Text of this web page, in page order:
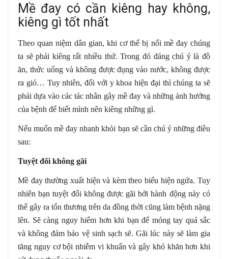
Mề đay có cần kiêng hay không,
kiêng gì tốt nhất
Theo quan niệm dân gian, khi cơ thể bị nổi mề đay chúng
ta sẽ phải kiêng rất nhiều thứ. Trong đó đáng chú ý là đồ
ăn, thức uống và không được đụng vào nước, không được
ra gió… Tuy nhiên, đối với y khoa hiện đại thì chúng ta sẽ
phải dựa vào các tác nhân gây mề đay và những ảnh hưởng
của bệnh để biết mình nên kiêng những gì.
Nếu muốn mề đay nhanh khỏi bạn sẽ cần chú ý những điều
sau:
Tuyệt đối không gãi
Mề đay thường xuất hiện và kèm theo biểu hiện ngứa. Tuy
nhiên bạn tuyệt đối không được gãi bởi hành động này có
thể gây ra tổn thương trên da đồng thời cũng làm bệnh nặng
lên. Sẽ càng nguy hiểm hơn khi bạn để móng tay quá sắc
và không đảm bảo vệ sinh sạch sẽ. Gãi lúc này sẽ làm gia
tăng nguy cơ bội nhiễm vi khuẩn và gây khó khăn hơn khi